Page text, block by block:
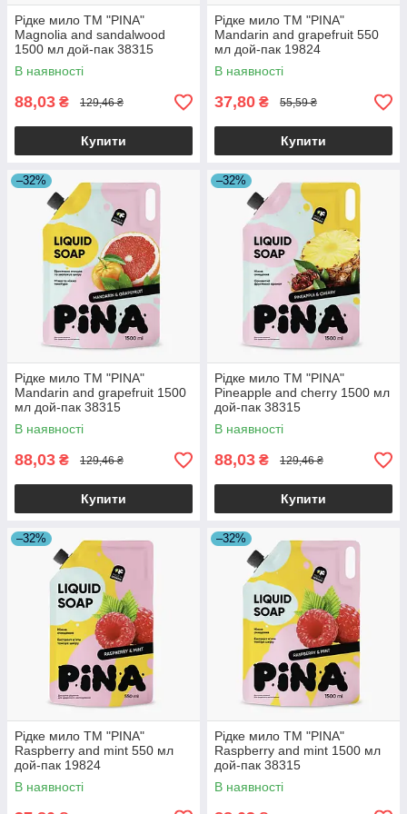
Рідке мило ТМ "PINA"
Magnolia and sandalwood
1500 мл дой-пак 38315
В наявності
88,03 ₴ 129,46 ₴
Купити
Рідке мило ТМ "PINA"
Mandarin and grapefruit 550
мл дой-пак 19824
В наявності
37,80 ₴ 55,59 ₴
Купити
–32%
Рідке мило ТМ "PINA"
Mandarin and grapefruit 1500
мл дой-пак 38315
В наявності
88,03 ₴ 129,46 ₴
Купити
–32%
Рідке мило ТМ "PINA"
Pineapple and cherry 1500 мл
дой-пак 38315
В наявності
88,03 ₴ 129,46 ₴
Купити
–32%
Рідке мило ТМ "PINA"
Raspberry and mint 550 мл
дой-пак 19824
В наявності
–32%
Рідке мило ТМ "PINA"
Raspberry and mint 1500 мл
дой-пак 38315
В наявності